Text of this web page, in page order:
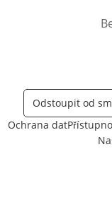
Odstoupit od
Ochrana dat